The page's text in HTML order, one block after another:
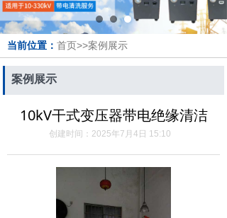
10kV干式变压器带电绝缘清洁
创建时间： 2025年7月4日 15:10
当前位置： 首页>>案例展示
案例展示